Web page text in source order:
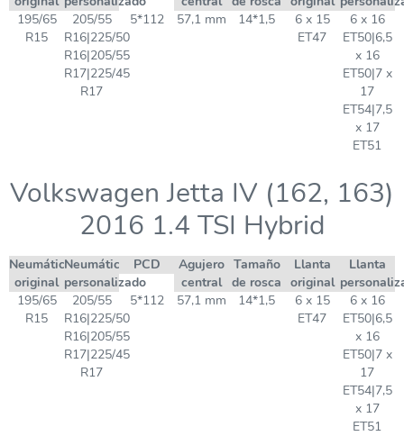
195/65
R15
205/55
R16|225/50
R16|205/55
R17|225/45
R17
5*112 57,1 mm 14*1,5
6 x 15
ET47
6 x 16
ET50|6,5
x 16
ET50|7 x
17
ET54|7,5
x 17
ET51
Volkswagen Jetta IV (162, 163)
2016 1.4 TSI Hybrid
Neumático
original
Neumático
personalizado
PCD
Agujero
central
Tamaño
de rosca
Llanta
original
Llanta
195/65
R15
205/55
R16|225/50
R16|205/55
R17|225/45
R17
5*112 57,1 mm 14*1,5
6 x 15
ET47
6 x 16
ET50|6,5
x 16
ET50|7 x
17
ET54|7,5
x 17
ET51